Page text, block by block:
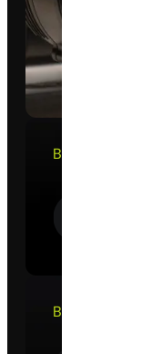
Batterie
Batterie